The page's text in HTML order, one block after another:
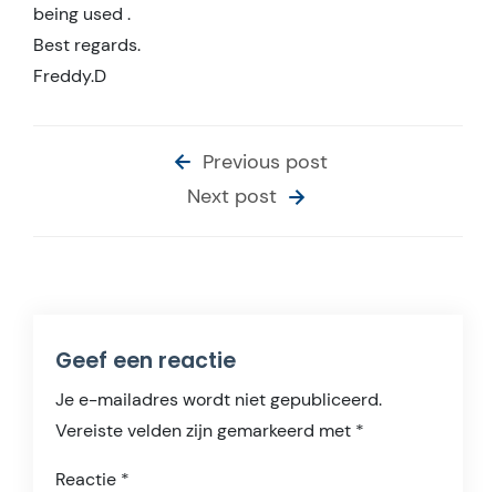
being used .
Best regards.
Freddy.D
Previous post
Next post
Geef een reactie
Je e-mailadres wordt niet gepubliceerd.
Vereiste velden zijn gemarkeerd met *
Reactie *